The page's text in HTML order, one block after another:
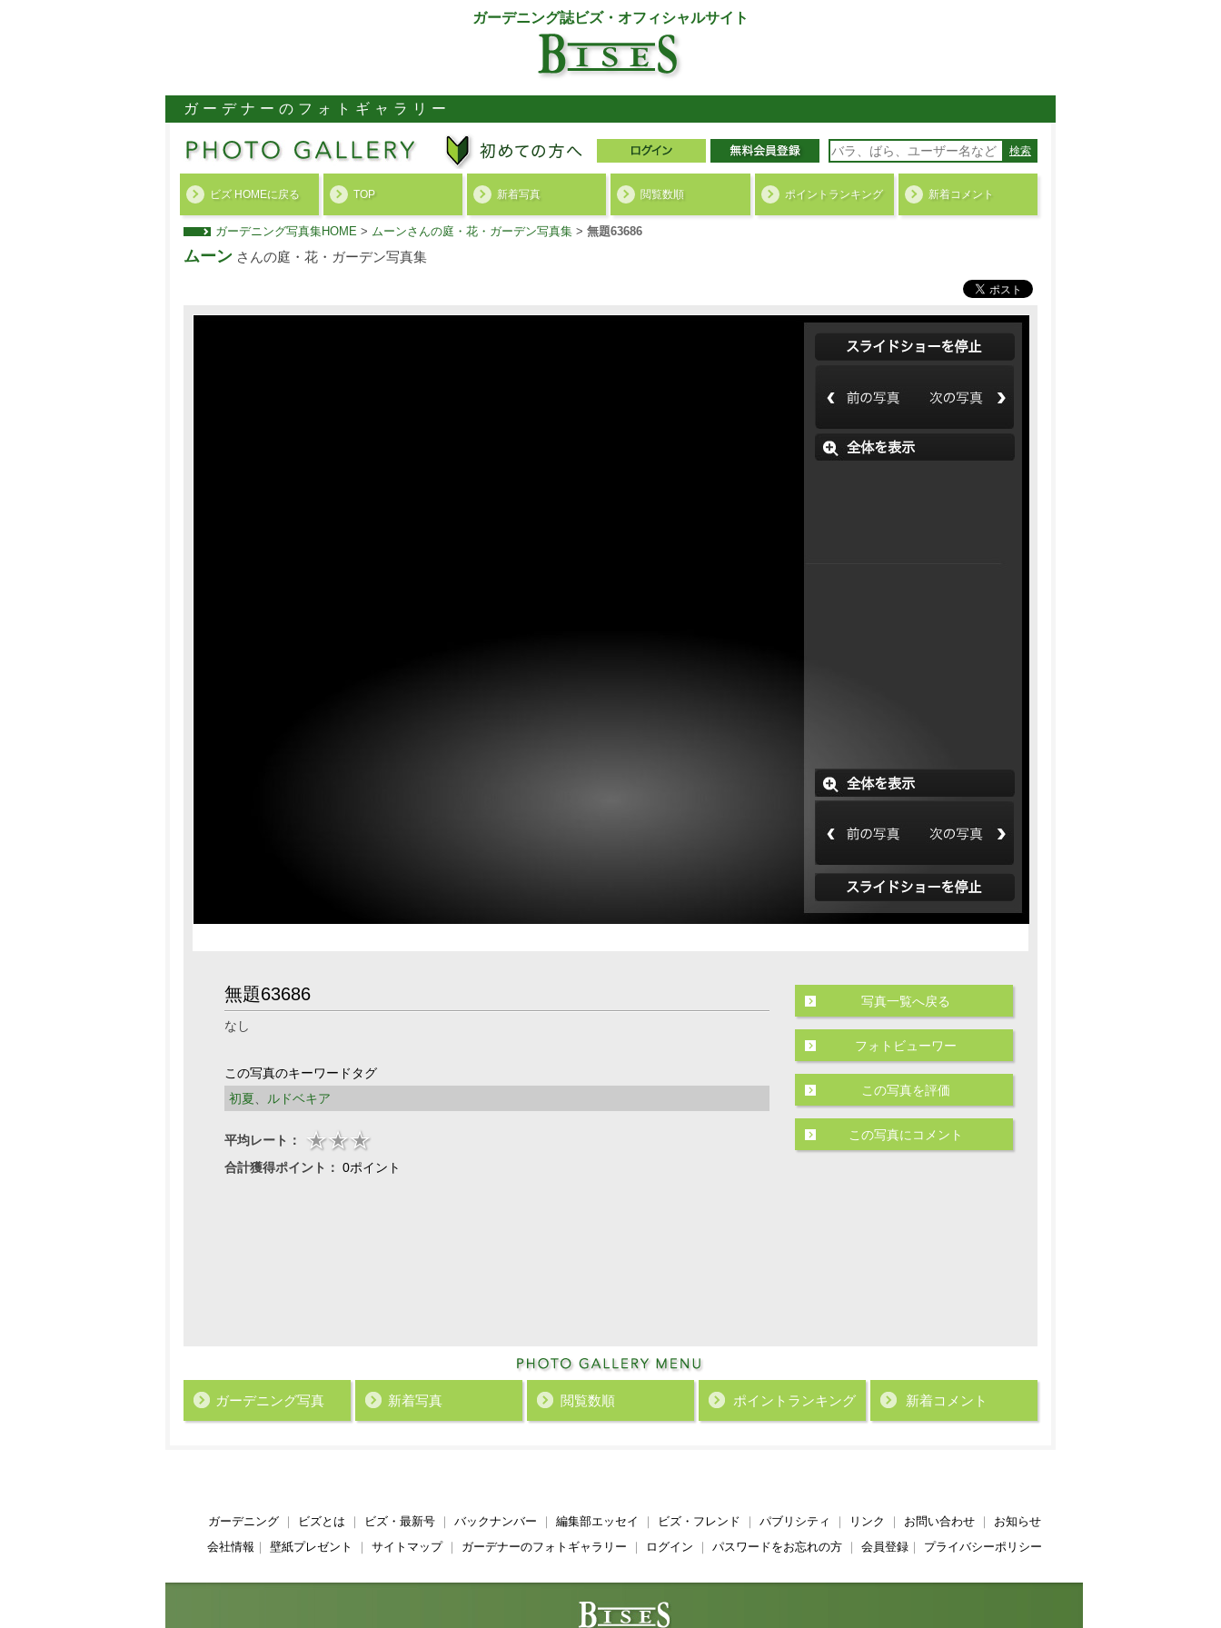
ガーデニング誌ビズ・オフィシャルサイト
ガーデナーのフォトギャラリー
検索
ビズ HOMEに戻る TOP 新着写真 閲覧数順 ポイント ランキング 新着コメント
ガーデニング写真集HOME > ムーンさんの庭・花・ガーデン写真集 > 無題63686
ムーン さんの庭・花・ガーデン写真集
無題63686
なし
この写真のキーワードタグ
初夏
ルドベキア
平均レート：
合計獲得ポイント： 0ポイント
写真一覧へ戻る
フォトビューワー
この写真を評価
この写真にコメント
ガーデニング写真 新着写真 閲覧数順 ポイント ランキング 新着コメント
ガーデニング｜ ビズとは ビズ・最新号｜ バックナンバー 編集部エッセイ ビズ・フレンド パブリシティ リンク お問い合わせ｜ お知らせ
会社情報
壁紙プレゼント サイトマップ｜ ガーデナーのフォトギャラリー ログイン パスワードをお忘れの方｜ 会員登録｜ プライバシーポリシー